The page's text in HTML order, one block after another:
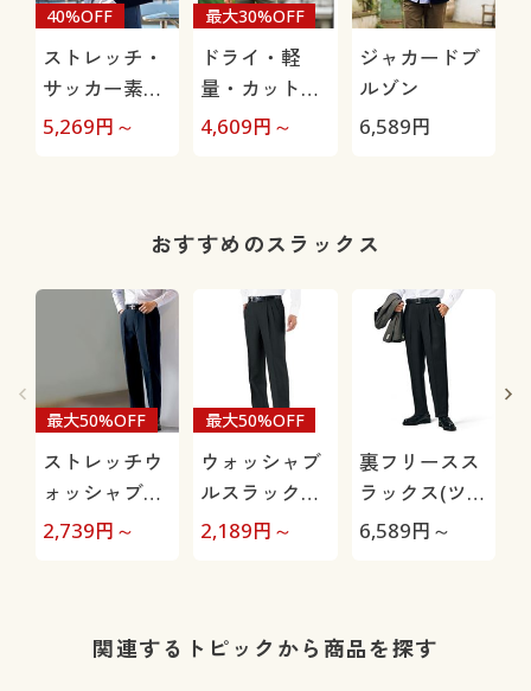
ストレッチ・
サッカー素材
ジャケット(タ
40%OFF
5,269円～
ドライ・軽
量・カットソ
ー素材ジャケ
最大30%OFF
4,609円～
ジャカードブ
ルゾン
6,589円
おすすめのスラックス
ストレッチウ
ォッシャブル
スラックス(ツ
最大50%OFF
2,739円～
ウォッシャブ
ルスラックス
(ツータック)
最大50%OFF
2,189円～
裏フリースス
ラックス(ツー
タック)/洗濯
6,589円～
関連するトピックから商品を探す